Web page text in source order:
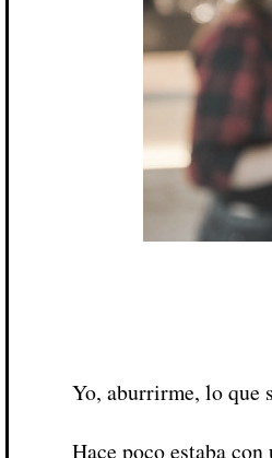
Yo, aburrirme, lo que
Hace poco estaba